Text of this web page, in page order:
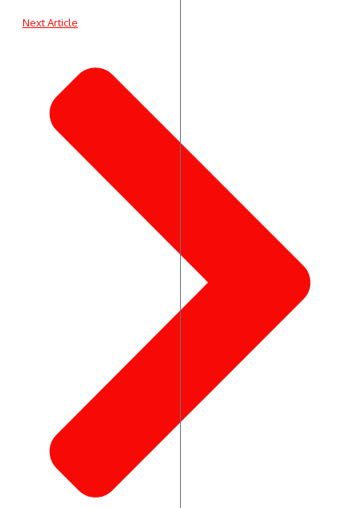
Next Article